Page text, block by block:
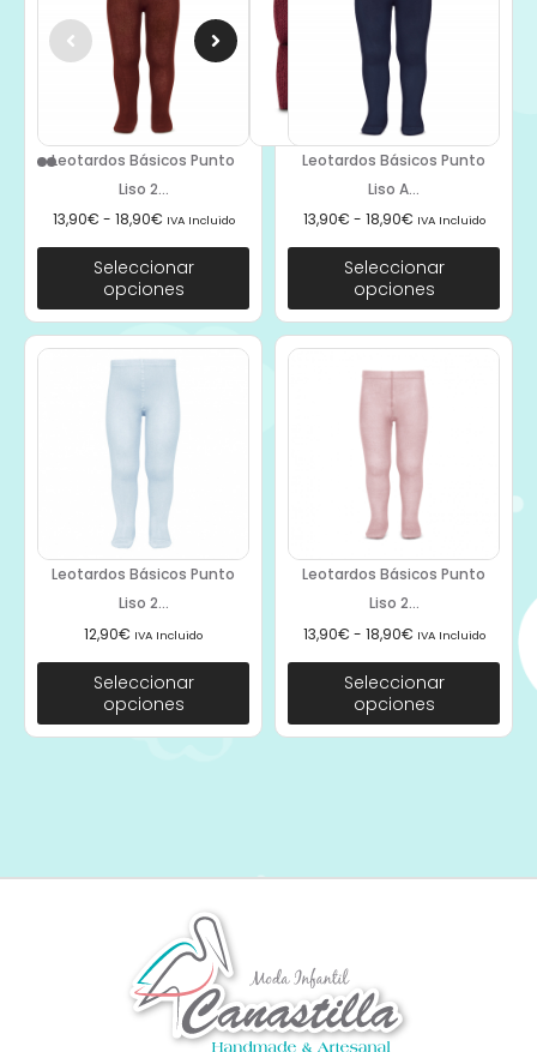
Leotardos Básicos Punto
Liso 2...
13,90€ - 18,90€ IVA Incluido
Seleccionar
opciones
Leotardos Básicos Punto
Liso A...
13,90€ - 18,90€ IVA Incluido
Seleccionar
opciones
Leotardos Básicos Punto
Liso 2...
12,90€ IVA Incluido
Seleccionar
opciones
Leotardos Básicos Punto
Liso 2...
13,90€ - 18,90€ IVA Incluido
Seleccionar
opciones